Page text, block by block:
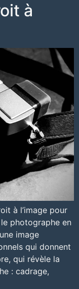
à
à l’image pour
photographe en
image
qui donnent
qui révèle la
: cadrage,